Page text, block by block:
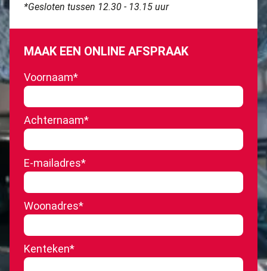
*Gesloten tussen 12.30 - 13.15 uur
MAAK EEN ONLINE AFSPRAAK
Voornaam*
Achternaam*
E-mailadres*
Woonadres*
Kenteken*